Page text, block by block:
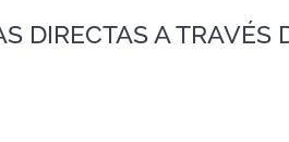
DIRECTAS A